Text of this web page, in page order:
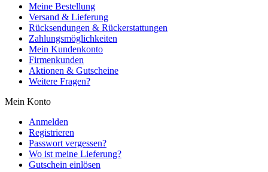
Meine Bestellung
Versand & Lieferung
Rücksendungen & Rückerstattungen
Zahlungsmöglichkeiten
Mein Kundenkonto
Firmenkunden
Aktionen & Gutscheine
Weitere Fragen?
Mein Konto
Anmelden
Registrieren
Passwort vergessen?
Wo ist meine Lieferung?
Gutschein einlösen